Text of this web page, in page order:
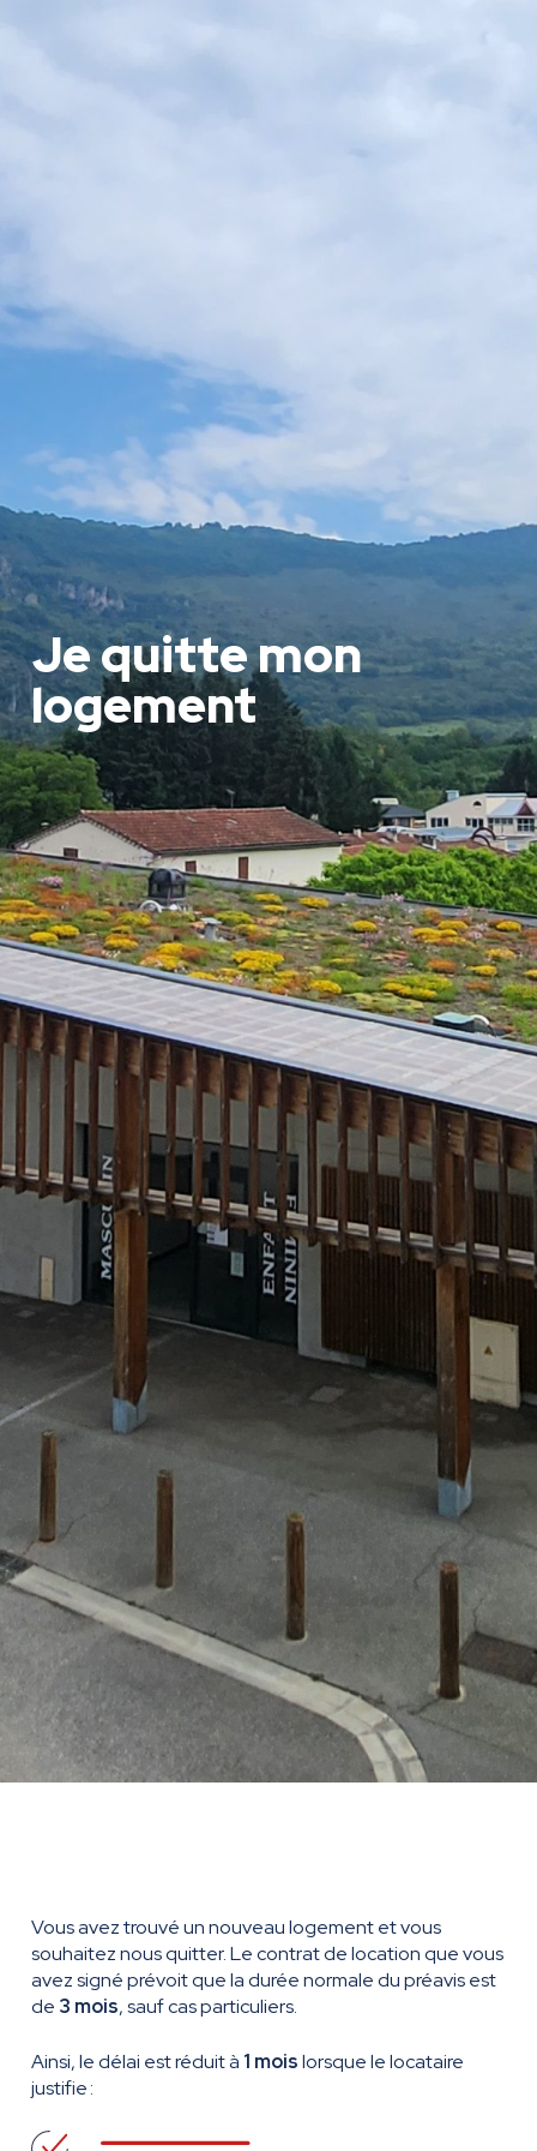
Je quitte mon
logement
Vous avez trouvé un nouveau logement et vous
souhaitez nous quitter. Le contrat de location que vous
avez signé prévoit que la durée normale du préavis est
de 3 mois, sauf cas particuliers.
Ainsi, le délai est réduit à 1 moislorsque le locataire
justifie :